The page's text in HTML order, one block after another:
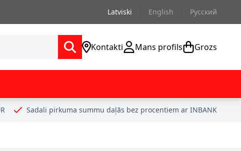
Latviski English Русский
Kontakti Mans profils Grozs
Sadali pirkuma summu daļās bez procentiem ar INBANK